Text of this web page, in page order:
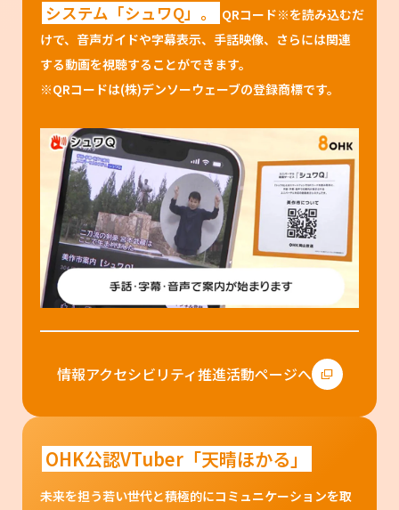
システム「シュワQ」。
QRコード※を読み込むだ
けで、音声ガイドや字幕表示、手話映像、さらには関連
する動画を視聴することができます。
※QRコードは(株)デンソーウェーブの登録商標です。
情報アクセシビリティ推進活動ページへ
OHK公認VTuber「天晴ほかる」
未来を担う若い世代と積極的にコミュニケーションを取